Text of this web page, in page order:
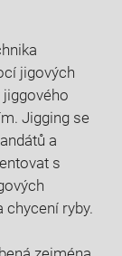
jigových
Jigging‌ se
a
s‌
chycení ryby.